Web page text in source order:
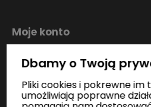
Moje konto
Zakupy
Dbamy o Twoją
Pliki cookies i pokrewne im
umożliwiają poprawne